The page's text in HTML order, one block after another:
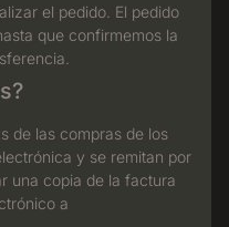
el pedido. El pedido
que confirmemos la
de las compras de los
y se remitan por
una copia de la factura
a